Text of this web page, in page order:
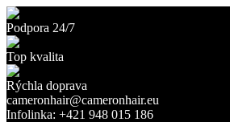
Podpora 24/7
Top kvalita
Rýchla doprava
cameronhair@cameronhair.eu
Infolinka: +421 948 015 186